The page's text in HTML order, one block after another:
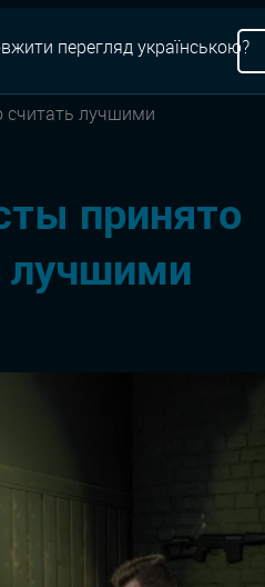
считать лучшими
принято
лучшими
перегляд українською?